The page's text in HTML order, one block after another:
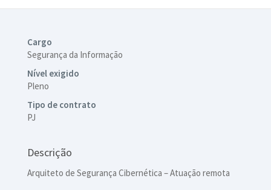
Cargo
Segurança da Informação
Nível exigido
Pleno
Tipo de contrato
PJ
Descrição
Arquiteto de Segurança Cibernética – Atuação remota